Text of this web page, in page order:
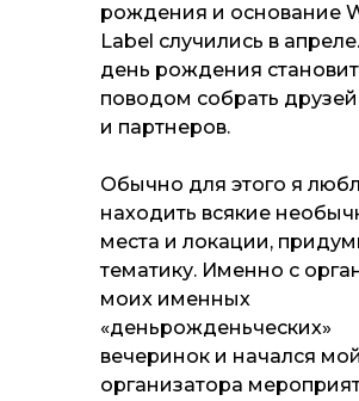
рождения и основание
Label случились в
день рождения
поводом собрать
и партнеров.
Обычно для этого я
находить всякие
места и локации,
тематику. Именно с
моих именных
«деньрожденьческих»
вечеринок и начался
организатора